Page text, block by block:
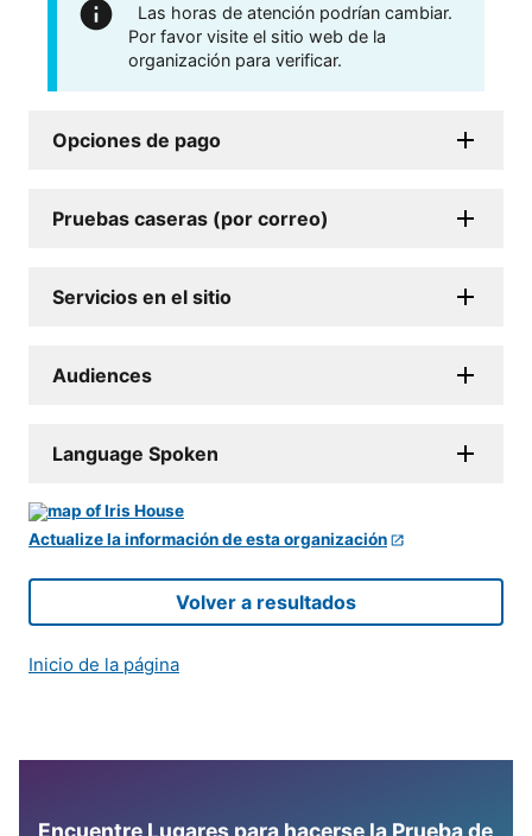
Las horas de atención podrían cambiar.
Por favor visite el sitio web de la
organización para verificar.
Opciones de pago
Pruebas caseras (por correo)
Servicios en el sitio
Audiences
Language Spoken
Actualize la información de esta organización
Volver a resultados
Inicio de la página
Encuentre Lugares para hacerse la Prueba de